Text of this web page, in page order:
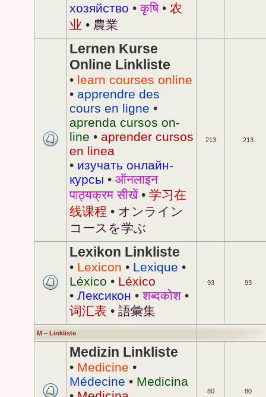
хозяйство •कृषि• 农
业 • 農業
Lernen Kurse
Online Linkliste
• learn courses online
• apprendre des
cours en ligne •
aprenda cursos on-
line • aprender cursos
en linea
• изучать онлайн-
курсы • ऑनलाइन
पाठ्यक्रम सीखें• 学习在
线课程 • オンライン
コースを学ぶ
213 213
Lexikon Linkliste
• Lexicon • Lexique •
Léxico • Léxico
• Лексикон •शब्दकोश •
词汇表 • 語彙集
93 93
M – Linkliste
Medizin Linkliste
• Medicine •
Médecine • Medicina
80 80